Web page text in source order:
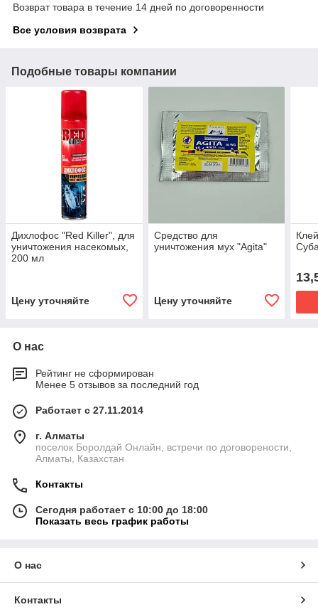
Возврат товара в течение 14 дней по договоренности
Все условия возврата
Подобные товары компании
Дихлофос "Red Killer", для
уничтожения насекомых,
200 мл
Цену уточняйте
Средство для
уничтожения мух "Agita"
Цену уточняйте
О нас
Рейтинг не сформирован
Менее 5 отзывов за последний год
Работает с 27.11.2014
г. Алматы
поселок Боролдай Онлайн, встречи по договорености,
Алматы, Казахстан
Контакты
Сегодня работает с 10:00 до 18:00
Показать весь график работы
О нас
Контакты